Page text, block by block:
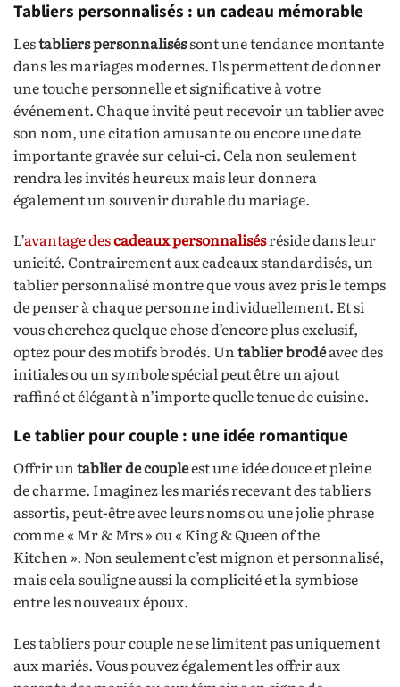
Tabliers personnalisés : un cadeau mémorable
Lestabliers personnaliséssont une tendance montante
dans les mariages modernes. Ils permettent de donner
une touche personnelle et significative à votre
événement. Chaque invité peut recevoir un tablier avec
son nom, une citation amusante ou encore une date
importante gravée sur celui-ci. Cela non seulement
rendra les invités heureux mais leur donnera
également un souvenir durable du mariage.
L’avantage descadeaux personnalisésréside dans leur
unicité. Contrairement aux cadeaux standardisés, un
tablier personnalisé montre que vous avez pris le temps
de penser à chaque personne individuellement. Et si
vous cherchez quelque chose d’encore plus exclusif,
optez pour des motifs brodés. Untablier brodéavec des
initiales ou un symbole spécial peut être un ajout
raffiné et élégant à n’importe quelle tenue de cuisine.
Le tablier pour couple : une idée romantique
Offrir untablier de coupleest une idée douce et pleine
de charme. Imaginez les mariés recevant des tabliers
assortis, peut-être avec leurs noms ou une jolie phrase
comme « Mr & Mrs » ou « King & Queen of the
Kitchen ». Non seulement c’est mignon et personnalisé,
mais cela souligne aussi la complicité et la symbiose
entre les nouveaux époux.
Les tabliers pour couple ne se limitent pas uniquement
aux mariés. Vous pouvez également les offrir aux